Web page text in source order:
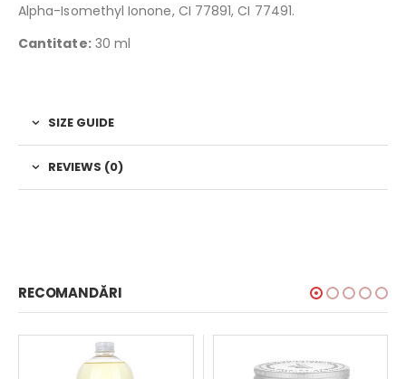
Alpha-Isomethyl Ionone, CI 77891, CI 77491.
Cantitate:30 ml
SIZE GUIDE
REVIEWS (0)
RECOMANDĂRI